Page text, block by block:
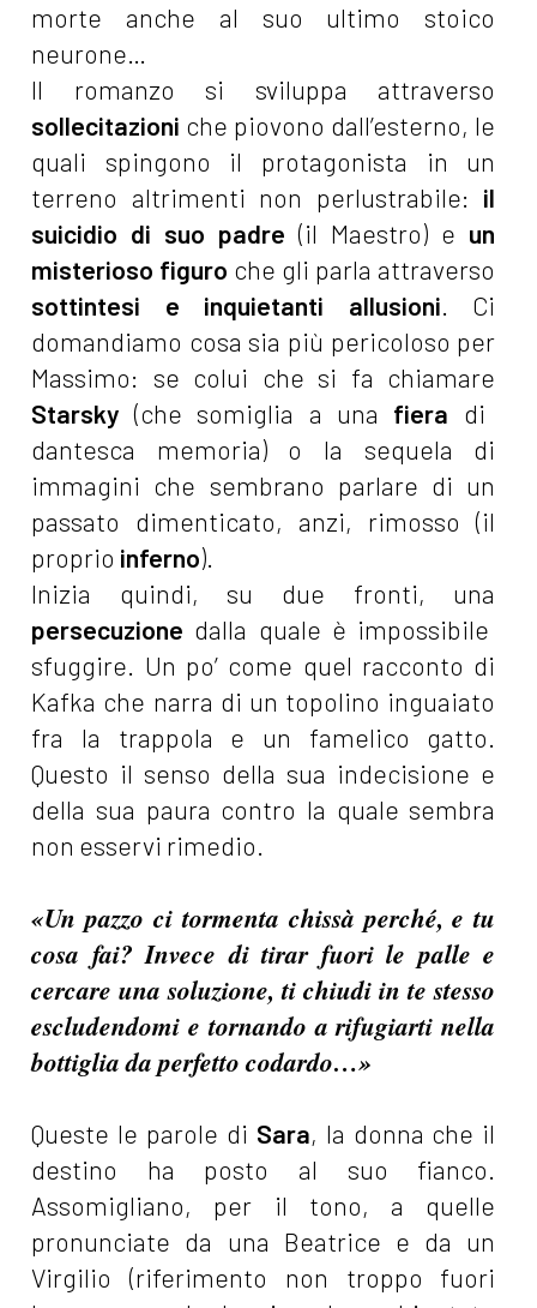
morte anche al suo ultimo stoico
neurone…
Il romanzo si sviluppa attraverso
sollecitazioni che piovono dall’esterno, le
quali spingono il protagonista in un
terreno altrimenti non perlustrabile: il
suicidio di suo padre (il Maestro) e un
misterioso figuro che gli parla attraverso
sottintesi e inquietanti allusioni . Ci
domandiamo cosa sia più pericoloso per
Massimo: se colui che si fa chiamare
Starsky (che somiglia a una fiera di
dantesca memoria) o la sequela di
immagini che sembrano parlare di un
passato dimenticato, anzi, rimosso (il
proprio inferno).
Inizia quindi, su due fronti, una
persecuzione dalla quale è impossibile
sfuggire. Un po’ come quel racconto di
Kafka che narra di un topolino inguaiato
fra la trappola e un famelico gatto.
Questo il senso della sua indecisione e
della sua paura contro la quale sembra
non esservi rimedio.
«Un pazzo ci tormenta chissà perché, e tu
cosa fai? Invece di tirar fuori le palle e
cercare una soluzione, ti chiudi in te stesso
escludendomi e tornando a rifugiarti nella
bottiglia da perfetto codardo…»
Queste le parole di Sara, la donna che il
destino ha posto al suo fianco.
Assomigliano, per il tono, a quelle
pronunciate da una Beatrice e da un
Virgilio (riferimento non troppo fuori